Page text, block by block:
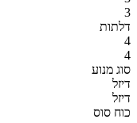
3
דלתות
4
4
סוג מנוע
דיזל
דיזל
כוח סוס